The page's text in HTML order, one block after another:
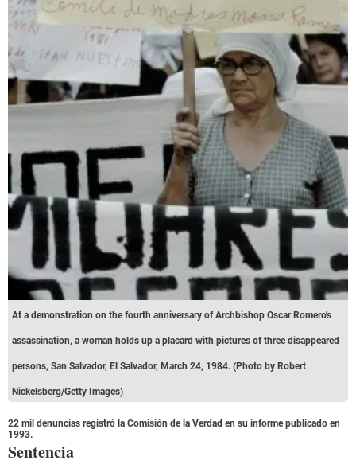
At a demonstration on the fourth anniversary of Archbishop Oscar Romero's
assassination, a woman holds up a placard with pictures of three disappeared
persons, San Salvador, El Salvador, March 24, 1984. (Photo by Robert
Nickelsberg/Getty Images)
22 mil denuncias registró la Comisión de la Verdad en su informe publicado en
1993.
Sentencia